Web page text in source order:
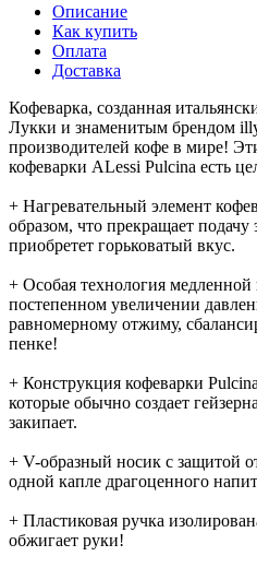
Описание
Как купить
Оплата
Доставка
Кофеварка, созданная
Лукки и знаменитым брендом
производителей кофе в мире!
кофеварки ALessi Pulcina есть
+ Нагревательный элемент
образом, что прекращает
приобретет горьковатый вкус.
+ Особая технология
постепенном увеличении
равномерному отжиму,
пенке!
+ Конструкция кофеварки
которые обычно создает
закипает.
+ V-образный носик с защитой
одной капле драгоценного
+ Пластиковая ручка
обжигает руки!